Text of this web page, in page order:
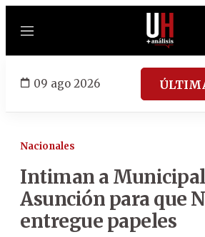
Menú
09 ago 2026
Nacionales
Intiman a
Asunción para que
entregue papeles